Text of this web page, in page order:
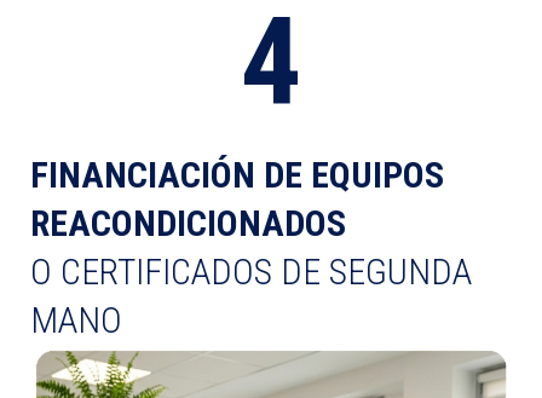
4
FINANCIACIÓN DE EQUIPOS
REACONDICIONADOS
O CERTIFICADOS DE SEGUNDA
MANO